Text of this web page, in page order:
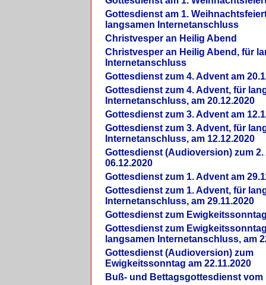
Gottesdienst am 1.
langsamen Internetanschluss
Christvesper an Heilig Abend
Christvesper an Heilig Abend, für
Internetanschluss
Gottesdienst zum 4. Advent am
Gottesdienst zum 4. Advent, für
Internetanschluss, am 20.12.2020
Gottesdienst zum 3. Advent am
Gottesdienst zum 3. Advent, für
Internetanschluss, am 12.12.2020
Gottesdienst (Audioversion) zum 2.
06.12.2020
Gottesdienst zum 1. Advent am
Gottesdienst zum 1. Advent, für
Internetanschluss, am 29.11.2020
Gottesdienst zum
Gottesdienst zum
langsamen Internetanschluss, am
Gottesdienst (Audioversion) zum
Ewigkeitssonntag am 22.11.2020
Buß- und Bettagsgottesdienst vom